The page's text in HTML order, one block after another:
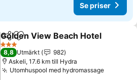
Se priser
Dela Lägg till i Mina Favoriter
Golden View Beach Hotel
3 Stjärnor
8,8 Utmärkt
982
Askeli, 17.6 km till Hydra
Utomhuspool med hydromassageSe